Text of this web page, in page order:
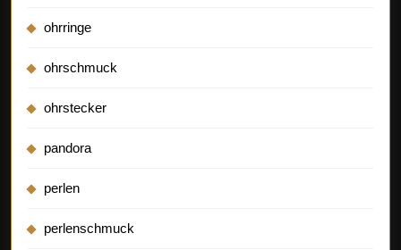
ohrringe
ohrschmuck
ohrstecker
pandora
perlen
perlenschmuck